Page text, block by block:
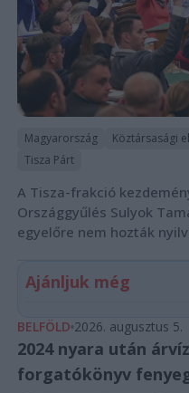
Magyarország Köztársasági
Tisza Párt
A Tisza-frakció
Országgyűlés Sulyok
egyelőre nem hozták
Ajánljuk még
BELFÖLD 2026. augusztus 5.
2024 nyara után
forgatókönyv